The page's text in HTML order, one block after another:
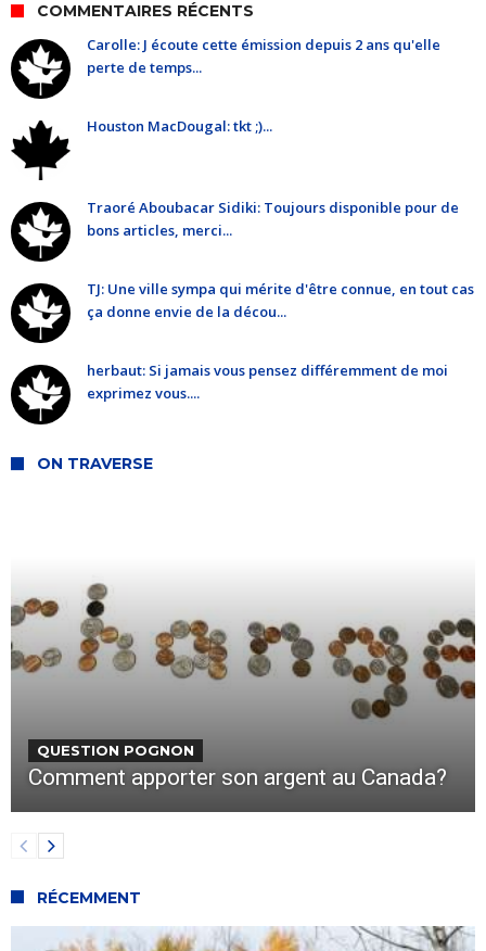
COMMENTAIRES RÉCENTS
Carolle: J écoute cette émission depuis 2 ans qu'elle
perte de temps...
Houston MacDougal: tkt ;)...
Traoré Aboubacar Sidiki: Toujours disponible pour de
bons articles, merci...
TJ: Une ville sympa qui mérite d'être connue, en tout cas
ça donne envie de la décou...
herbaut: Si jamais vous pensez différemment de moi
exprimez vous....
ON TRAVERSE
QUESTION POGNON
Comment apporter son argent au Canada?
RÉCEMMENT